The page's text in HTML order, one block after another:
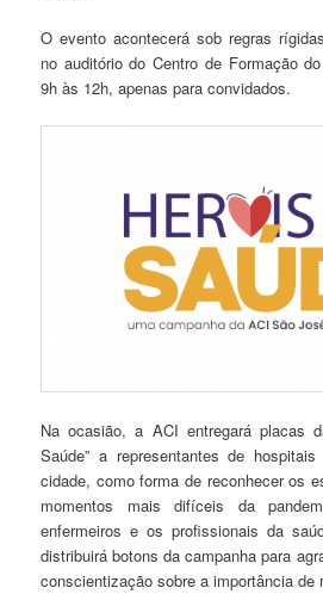
O evento acontecerá sob regras
no auditório do Centro de Formação
9h às 12h, apenas para convidados.
Na ocasião, a ACI entregará placas
Saúde” a representantes de
cidade, como forma de reconhecer os
momentos mais difíceis da
enfermeiros e os profissionais da
distribuirá botons da campanha para
conscientização sobre a importância de